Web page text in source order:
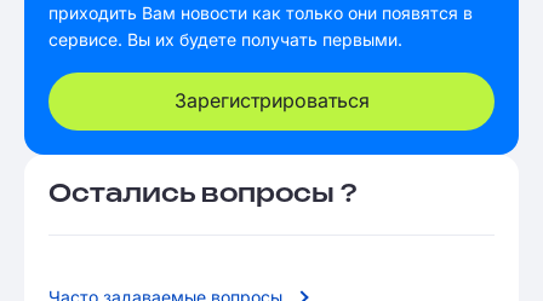
приходить Вам новости как только они появятся в
сервисе. Вы их будете получать первыми.
Зарегистрироваться
Остались вопросы ?
Часто задаваемые вопросы